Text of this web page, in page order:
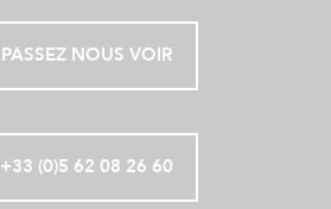
PASSEZ NOUS VOIR
+33 (0)5 62 08 26 60